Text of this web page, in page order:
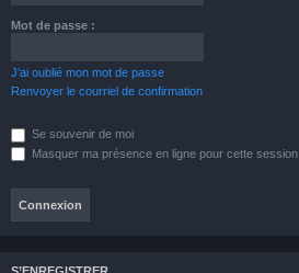
Mot de passe :
J’ai oublié mon mot de passe
Renvoyer le courriel de confirmation
Se souvenir de moi
Masquer ma présence en ligne pour cette session